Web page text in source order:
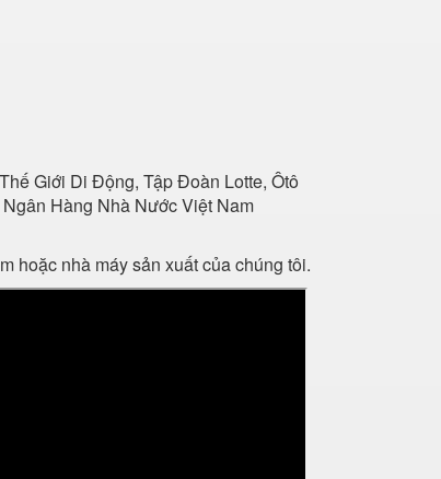
Giới Di Động, Tập Đoàn Lotte, Ôtô
Hàng Nhà Nước Việt Nam
hoặc nhà máy sản xuất của chúng tôi.